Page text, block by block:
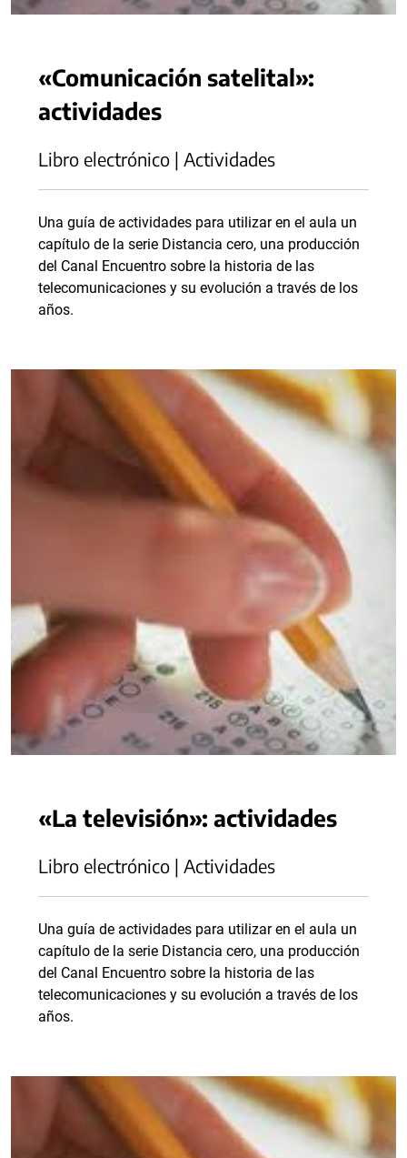
«Comunicación satelital»:
actividades
Libro electrónico | Actividades
Una guía de actividades para utilizar en el aula un
capítulo de la serie Distancia cero, una producción
del Canal Encuentro sobre la historia de las
telecomunicaciones y su evolución a través de los
años.
«La televisión»: actividades
Libro electrónico | Actividades
Una guía de actividades para utilizar en el aula un
capítulo de la serie Distancia cero, una producción
del Canal Encuentro sobre la historia de las
telecomunicaciones y su evolución a través de los
años.